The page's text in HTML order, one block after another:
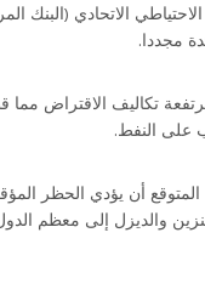
الاتحادي (البنك
مجددا.
تكاليف الاقتراض مما
على النفط.
أن يؤدي الحظر
والديزل إلى معظم